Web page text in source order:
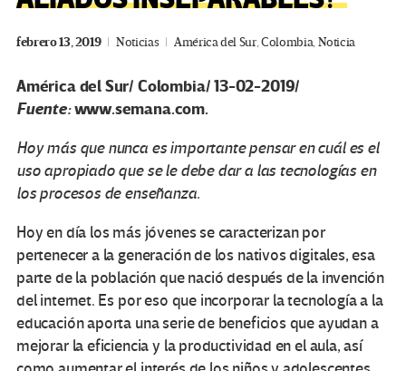
febrero 13, 2019 Noticias América del Sur,Colombia,Noticia
América del Sur/ Colombia/ 13-02-2019/
Fuente:www.semana.com.
Hoy más que nunca es importante pensar en cuál es el
uso apropiado que se le debe dar a las tecnologías en
los procesos de enseñanza.
Hoy en día los más jóvenes se caracterizan por
pertenecer a la generación de los nativos digitales, esa
parte de la población que nació después de la invención
del internet. Es por eso que incorporar la tecnología a la
educación aporta una serie de beneficios que ayudan a
mejorar la eficiencia y la productividad en el aula, así